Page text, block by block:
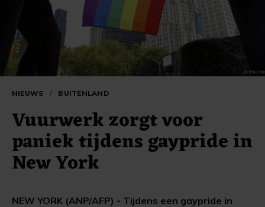
NIEUWS / BUITENLAND
Vuurwerk zorgt voor
paniek tijdens gaypride in
New York
NEW YORK (ANP/AFP) - Tijdens een gaypride in